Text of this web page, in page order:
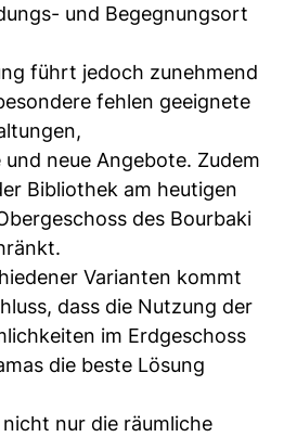
und Begegnungsort
führt jedoch zunehmend
fehlen geeignete
neue Angebote. Zudem
Bibliothek am heutigen
des Bourbaki
Varianten kommt
dass die Nutzung der
im Erdgeschoss
die beste Lösung
nur die räumliche